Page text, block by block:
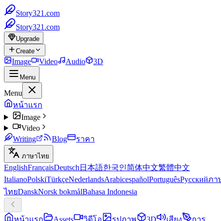
Story321.com
Story321.com
Upgrade
Create
Image Video Audio 3D
Menu
Menu
หน้าแรก
Image
Video
Writing
Blog ราคา
ภาษาไทย
EnglishFrançaisDeutsch 日本語한국인简体中文繁體中文
ItalianoPolskiTürkçeNederlandsArabicespañolPortuguêsРусскийภา
ไทยDanskNorsk bokmålBahasa Indonesia
หน้าแรก Assets วิดีโอ รูปภาพ 3D เสียง
การ